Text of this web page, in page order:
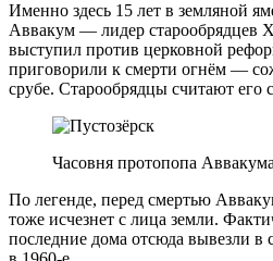
Именно здесь 15 лет в земляной
Аввакум — лидер старообрядцев
выступил против церковной
приговорили к смерти огнём —
срубе. Старообрядцы считают его
Часовня протопопа Аввакума
По легенде, перед смертью
тоже исчезнет с лица земли.
последние дома отсюда вывезли